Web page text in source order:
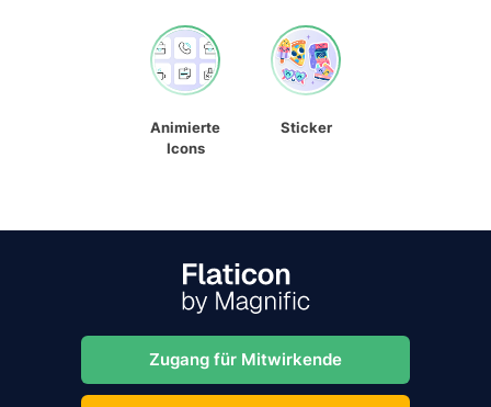
Animierte
Icons
Sticker
Zugang für Mitwirkende